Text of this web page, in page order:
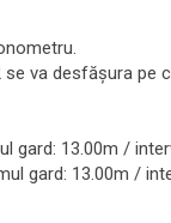
va desfășura pe
13.00m /
gard: 13.00m /